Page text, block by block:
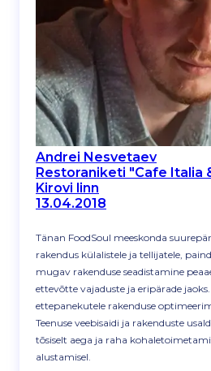
Andrei Nesvetaev
Restoraniketi "Cafe Italia
Kirovi linn
13.04.2018
Tänan FoodSoul meeskonda
rakendus külalistele ja tellijatele,
mugav rakenduse seadistamine
ettevõtte vajaduste ja eripärade
ettepanekutele rakenduse
Teenuse veebisaidi ja rakenduste
tõsiselt aega ja raha
alustamisel.